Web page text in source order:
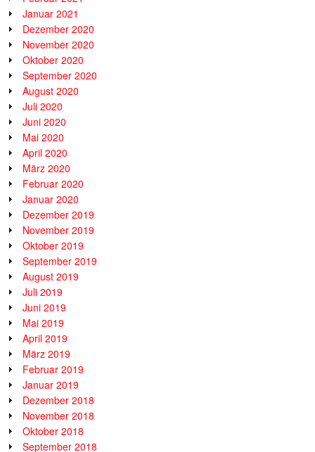
Januar 2021
Dezember 2020
November 2020
Oktober 2020
September 2020
August 2020
Juli 2020
Juni 2020
Mai 2020
April 2020
März 2020
Februar 2020
Januar 2020
Dezember 2019
November 2019
Oktober 2019
September 2019
August 2019
Juli 2019
Juni 2019
Mai 2019
April 2019
März 2019
Februar 2019
Januar 2019
Dezember 2018
November 2018
Oktober 2018
September 2018